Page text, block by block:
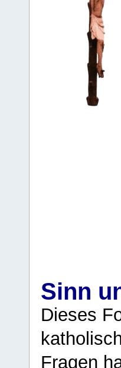
Sinn
Dieses
Fragen